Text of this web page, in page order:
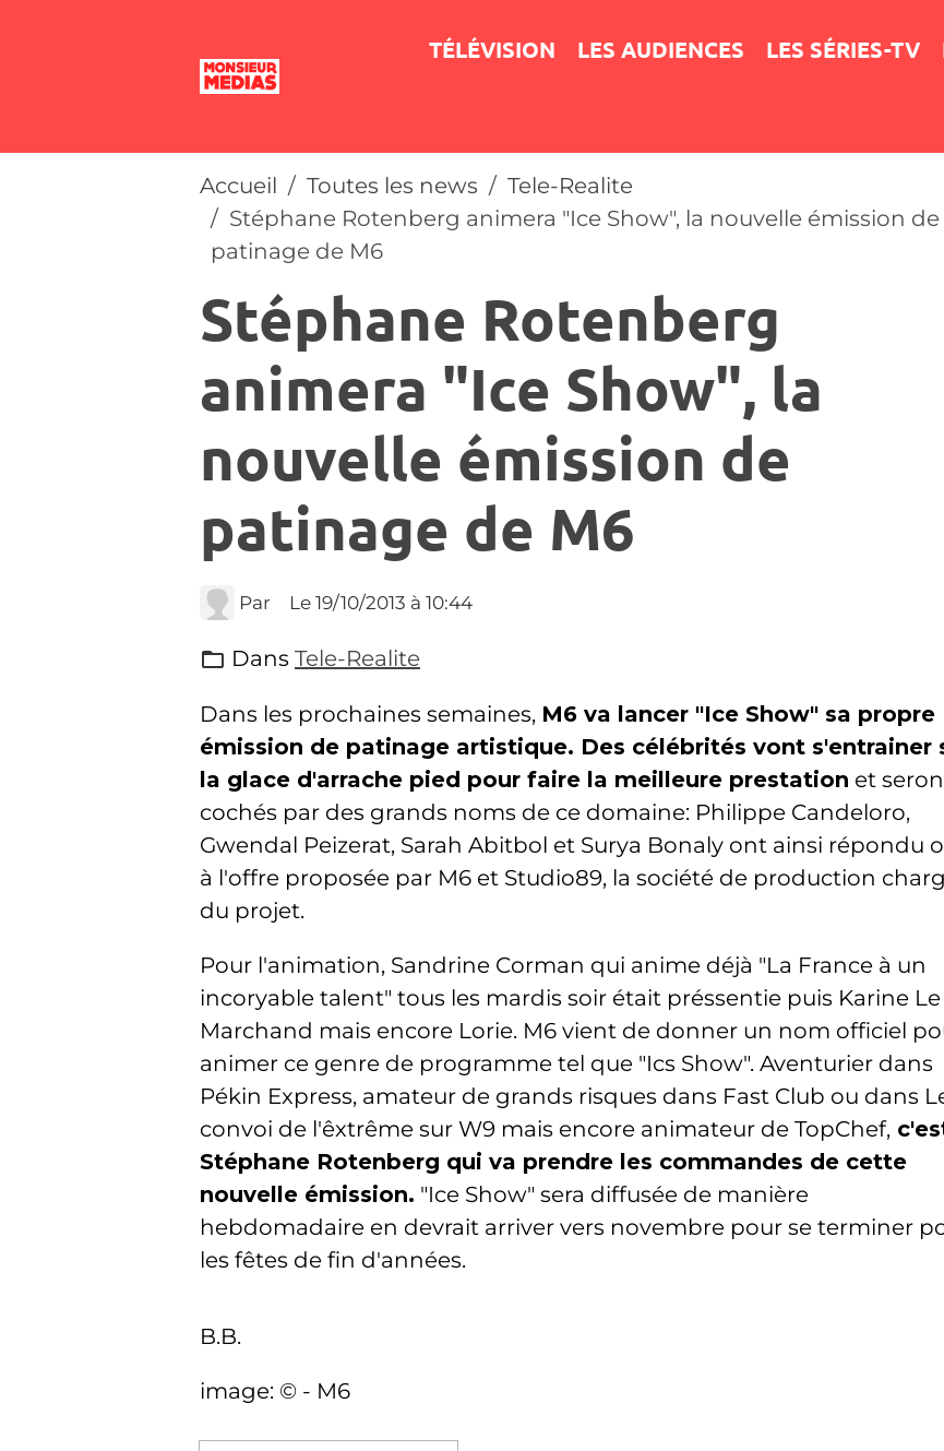
TÉLÉVISION LES AUDIENCES LES SÉRIES-TV
Accueil Toutes les news
Tele-Realite
Stéphane Rotenberg animera "Ice Show", la nouvelle émission de
patinage de M6
Stéphane Rotenberg
animera "Ice Show", la
nouvelle émission de
patinage de M6
Par Le 19/10/2013 à 10:44
Dans Tele-Realite
Dans les prochaines semaines, M6 va lancer "Ice Show" sa propre
émission de patinage artistique. Des célébrités vont s'entrainer
la glace d'arrache pied pour faire la meilleure prestation et
cochés par des grands noms de ce domaine: Philippe Candeloro,
Gwendal Peizerat, Sarah Abitbol et Surya Bonaly ont ainsi répondu
à l'offre proposée par M6 et Studio89, la société de production
du projet.
Pour l'animation, Sandrine Corman qui anime déjà "La France à un
incoryable talent" tous les mardis soir était préssentie puis Karine Le
Marchand mais encore Lorie. M6 vient de donner un nom officiel
animer ce genre de programme tel que "Ics Show". Aventurier dans
Pékin Express, amateur de grands risques dans Fast Club ou dans
convoi de l'êxtrême sur W9 mais encore animateur de TopChef,
Stéphane Rotenberg qui va prendre les commandes de cette
nouvelle émission. "Ice Show" sera diffusée de manière
hebdomadaire en devrait arriver vers novembre pour se terminer
les fêtes de fin d'années.
B.B.
image: © - M6